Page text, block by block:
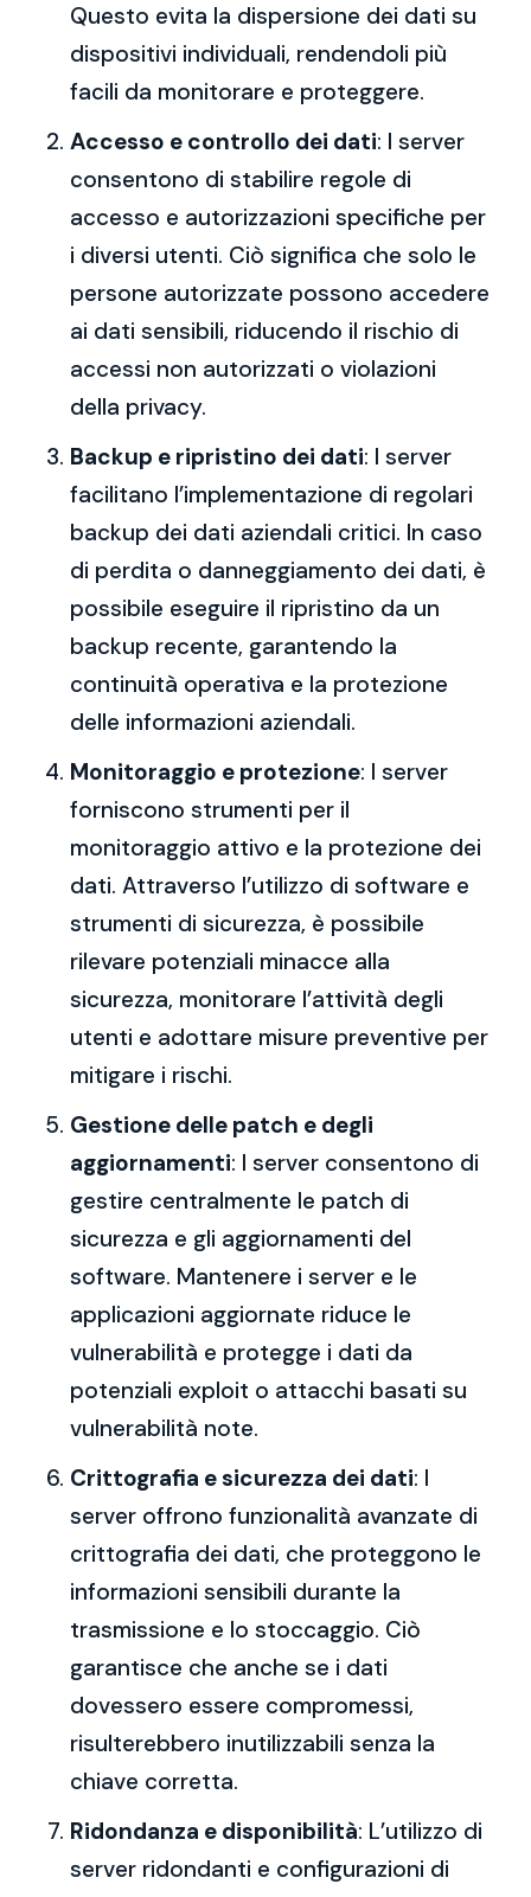
Questo evita la dispersione dei dati su
dispositivi individuali, rendendoli più
facili da monitorare e proteggere.
Accesso e controllo dei dati: I server
consentono di stabilire regole di
accesso e autorizzazioni specifiche per
i diversi utenti. Ciò significa che solo le
persone autorizzate possono accedere
ai dati sensibili, riducendo il rischio di
accessi non autorizzati o violazioni
della privacy.
Backup e ripristino dei dati: I server
facilitano l’implementazione di regolari
backup dei dati aziendali critici. In caso
di perdita o danneggiamento dei dati, è
possibile eseguire il ripristino da un
backup recente, garantendo la
continuità operativa e la protezione
delle informazioni aziendali.
Monitoraggio e protezione: I server
forniscono strumenti per il
monitoraggio attivo e la protezione dei
dati. Attraverso l’utilizzo di software e
strumenti di sicurezza, è possibile
rilevare potenziali minacce alla
sicurezza, monitorare l’attività degli
utenti e adottare misure preventive per
mitigare i rischi.
Gestione delle patch e degli
aggiornamenti: I server consentono di
gestire centralmente le patch di
sicurezza e gli aggiornamenti del
software. Mantenere i server e le
applicazioni aggiornate riduce le
vulnerabilità e protegge i dati da
potenziali exploit o attacchi basati su
vulnerabilità note.
Crittografia e sicurezza dei dati: I
server offrono funzionalità avanzate di
crittografia dei dati, che proteggono le
informazioni sensibili durante la
trasmissione e lo stoccaggio. Ciò
garantisce che anche se i dati
dovessero essere compromessi,
risulterebbero inutilizzabili senza la
chiave corretta.
Ridondanza e disponibilità: L’utilizzo di
server ridondanti e configurazioni di